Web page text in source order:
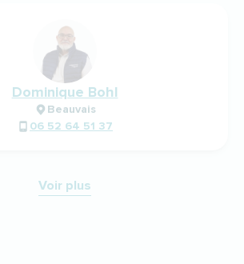
Dominique Bohl
Beauvais
06 52 64 51 37
Voir plus